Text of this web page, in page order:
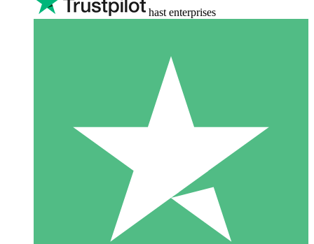
hast enterprises